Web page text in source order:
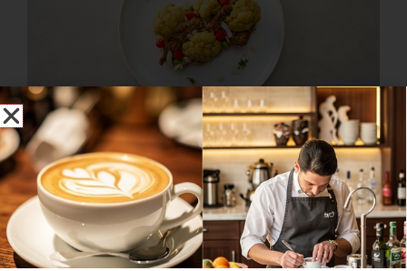
Anzeige
MChef beteiligt sich am Veganuary
Zum Veganuary 2023 hat MChef ein neues veganes
Gericht entwickelt: den orientalisch inspirierten
Blumenkohl „Ras el-Hanout“....